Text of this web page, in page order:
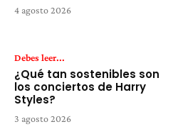
4 agosto 2026
Debes leer...
¿Qué tan sostenibles son
los conciertos de Harry
Styles?
3 agosto 2026